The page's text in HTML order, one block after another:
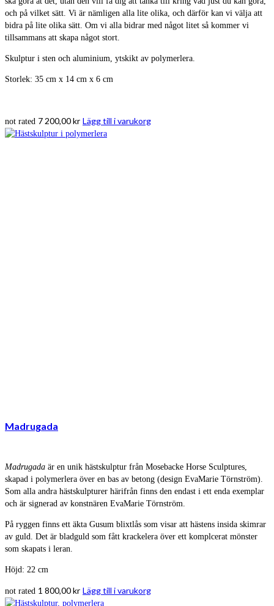
och på vilket sätt. Vi är nämligen alla lite olika, och därför kan vi välja att
bidra på lite olika sätt. Om vi alla bidrar med något litet så kommer vi
tillsammans att skapa något stort.
Skulptur i sten och aluminium, ytskikt av polymerlera.
Storlek: 35 cm x 14 cm x 6 cm
not rated 7 200,00kr Lägg till i varukorg
Madrugada
Madrugada är en unik hästskulptur från Mosebacke Horse Sculptures,
skapad i polymerlera över en bas av betong (design EvaMarie Törnström).
Som alla andra hästskulpturer härifrån finns den endast i ett enda exemplar
och är signerad av konstnären EvaMarie Törnström.
På ryggen finns ett äkta Gusum blixtlås som visar att hästens insida skimrar
av guld. Det är bladguld som fått krackelera över ett komplcerat mönster
som skapats i leran.
Höjd: 22 cm
not rated 1 800,00kr Lägg till i varukorg